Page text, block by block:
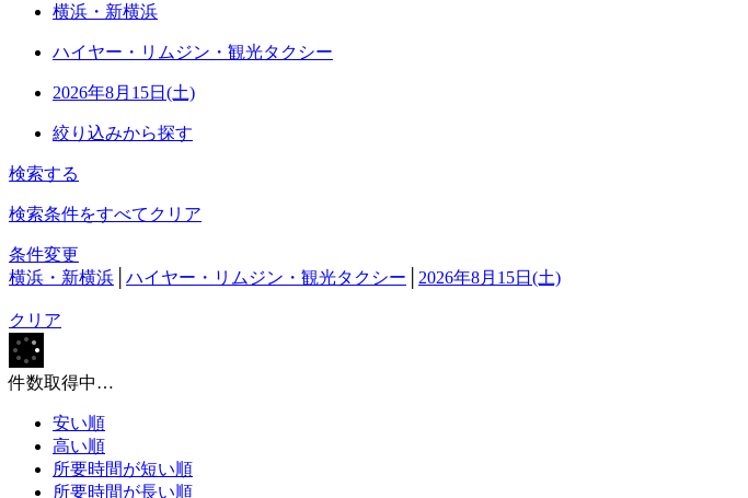
横浜・新横浜
ハイヤー・リムジン・観光タクシー
2026年8月15日(土)
絞り込みから探す
検索する
検索条件をすべてクリア
条件変更
横浜・新横浜
ハイヤー・リムジン・観光タクシー 2026年8月15日(土)
クリア
件数取得中…
安い順
高い順
所要時間が短い順
所要時間が長い順